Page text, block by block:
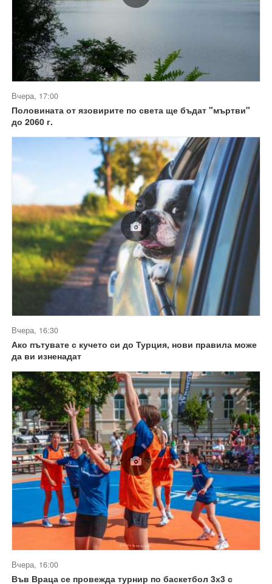
Вчера, 17:00
Половината от язовирите по света ще бъдат "мъртви"
до 2060 г.
Вчера, 16:30
Ако пътувате с кучето си до Турция, нови правила може
да ви изненадат
Вчера, 16:00
Във Враца се провежда турнир по баскетбол 3х3 с